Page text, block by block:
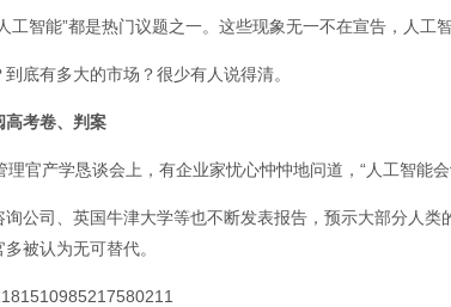
智能”都是热门议题之一。这些现象无一不在宣告，人工
底有多大的市场？很少有人说得清。
高考卷、判案
官产学恳谈会上，有企业家忧心忡忡地问道，“人工智能
公司、英国牛津大学等也不断发表报告，预示大部分人类
被认为无可替代。